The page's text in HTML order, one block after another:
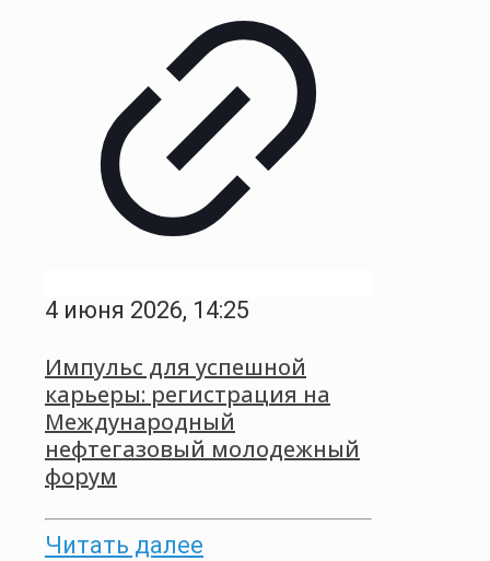
4 июня 2026, 14:25
Импульс для успешной
карьеры: регистрация на
Международный
нефтегазовый молодежный
форум
Читать далее